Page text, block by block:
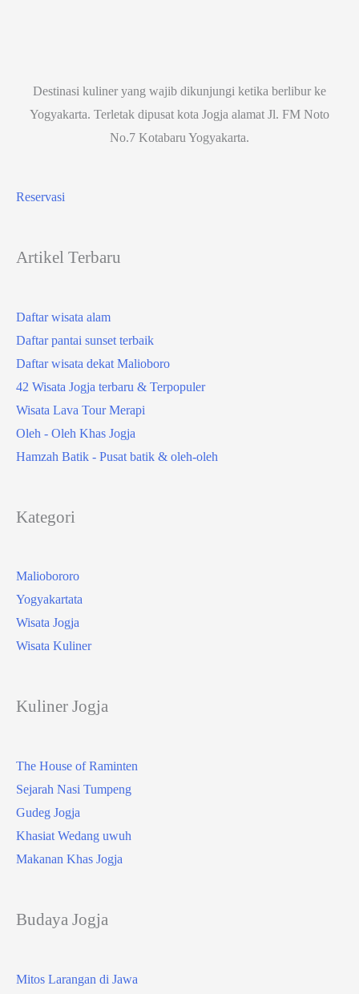
Destinasi kuliner yang wajib dikunjungi ketika berlibur ke
Yogyakarta. Terletak dipusat kota Jogja alamat Jl. FM Noto
No.7 Kotabaru Yogyakarta.
Reservasi
Artikel Terbaru
Daftar wisata alam
Daftar pantai sunset terbaik
Daftar wisata dekat Malioboro
42 Wisata Jogja terbaru & Terpopuler
Wisata Lava Tour Merapi
Oleh - Oleh Khas Jogja
Hamzah Batik - Pusat batik & oleh-oleh
Kategori
Maliobororo
Yogyakartata
Wisata Jogja
Wisata Kuliner
Kuliner Jogja
The House of Raminten
Sejarah Nasi Tumpeng
Gudeg Jogja
Khasiat Wedang uwuh
Makanan Khas Jogja
Budaya Jogja
Mitos Larangan di Jawa